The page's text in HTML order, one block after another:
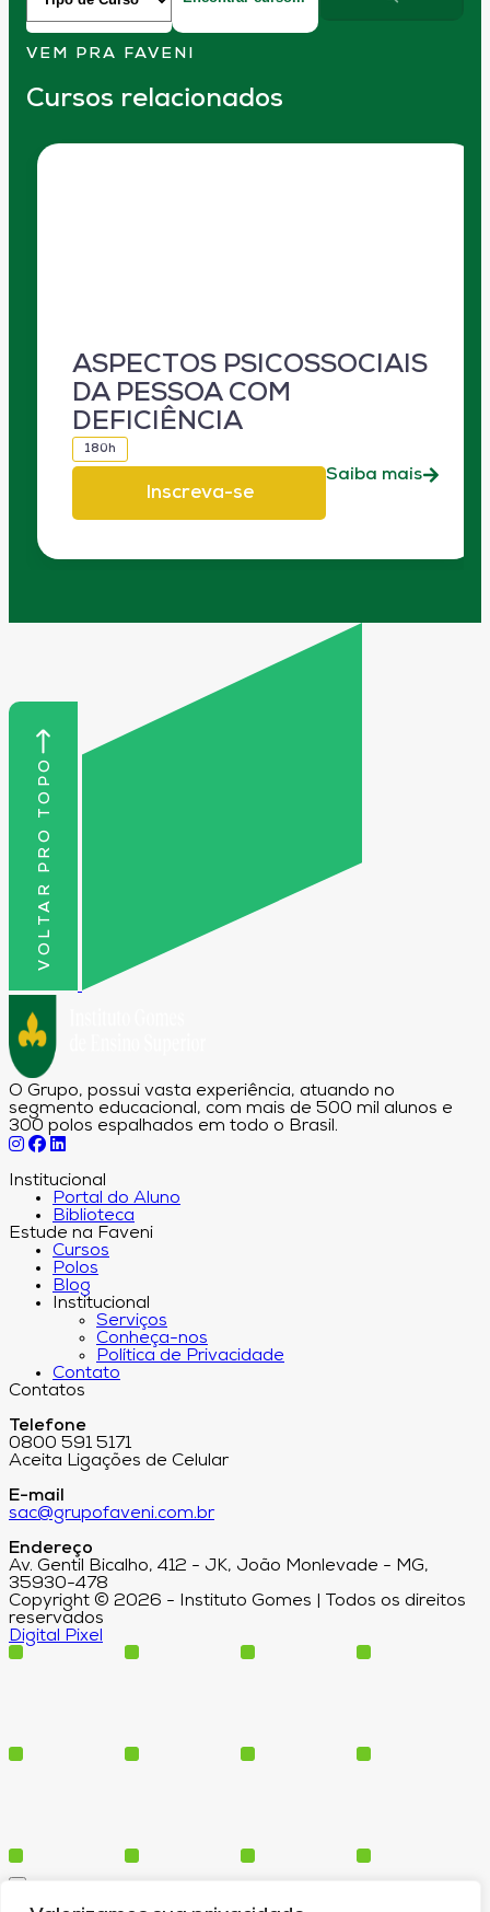
VEM PRA FAVENI
Cursos relacionados
ASPECTOS PSICOSSOCIAIS
DA PESSOA COM
DEFICIÊNCIA
180h
Inscreva-se
Saiba mais
VOLTAR PRO TOPO
O Grupo, possui vasta experiência, atuando no
segmento educacional, com mais de 500 mil alunos e
300 polos espalhados em todo o Brasil.
Institucional
Portal do Aluno
Biblioteca
Estude na Faveni
Cursos
Polos
Blog
Institucional
Serviços
Conheça-nos
Política de Privacidade
Contato
Contatos
Telefone
0800 591 5171
Aceita Ligações de Celular
E-mail
sac@grupofaveni.com.br
Endereço
Av. Gentil Bicalho, 412 - JK, João Monlevade - MG,
35930-478
Copyright © 2026 - Instituto Gomes | Todos os direitos
reservados
Digital Pixel